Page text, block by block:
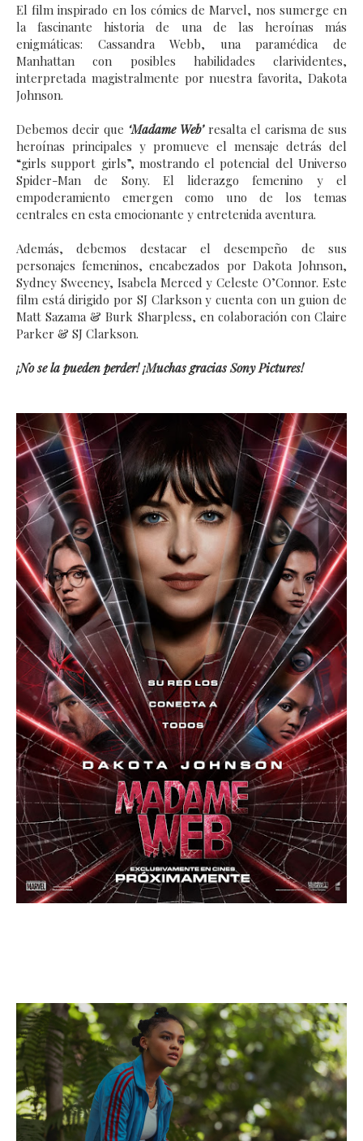
El film inspirado en los cómics de Marvel, nos sumerge en
la fascinante historia de una de las heroínas más
enigmáticas: Cassandra Webb, una paramédica de
Manhattan con posibles habilidades clarividentes,
interpretada magistralmente por nuestra favorita, Dakota
Johnson.
Debemos decir que ‘Madame Web’resalta el carisma de sus
heroínas principales y promueve el mensaje detrás del
“girls support girls”, mostrando el potencial del Universo
Spider-Man de Sony. El liderazgo femenino y el
empoderamiento emergen como uno de los temas
centrales en esta emocionante y entretenida aventura.
Además, debemos destacar el desempeño de sus
personajes femeninos, encabezados por Dakota Johnson,
Sydney Sweeney, Isabela Merced y Celeste O’Connor. Este
film está dirigido por SJ Clarkson y cuenta con un guion de
Matt Sazama & Burk Sharpless, en colaboración con Claire
Parker & SJ Clarkson.
¡No se la pueden perder! ¡Muchas gracias Sony Pictures!